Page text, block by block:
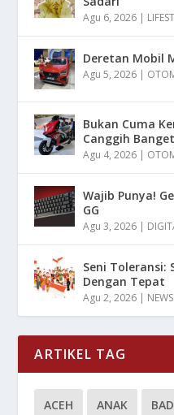
Agu 6, 2026 |
Deretan Mobil
Agu 5, 2026 |
Bukan Cuma
Canggih Banget
Agu 4, 2026 |
Wajib Punya!
GG
Agu 3, 2026 |
Seni Toleransi:
Dengan Tepat
Agu 2, 2026 | NEWS
ARTIKEL TAG
ACEH ANAK